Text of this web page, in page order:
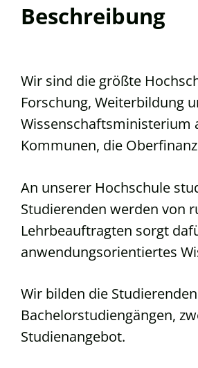
Beschreibung
Wir sind die größte
Forschung, Weiterbildung
Wissenschaftsministerium
Kommunen, die
An unserer Hochschule
Studierenden werden von
Lehrbeauftragten sorgt
anwendungsorientiertes
Wir bilden die
Bachelorstudiengängen,
Studienangebot.